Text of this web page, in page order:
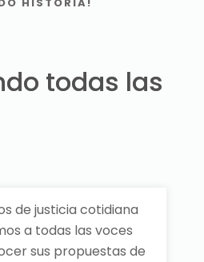
HISTORIA!
todas las
de justicia cotidiana
a todas las voces
sus propuestas de